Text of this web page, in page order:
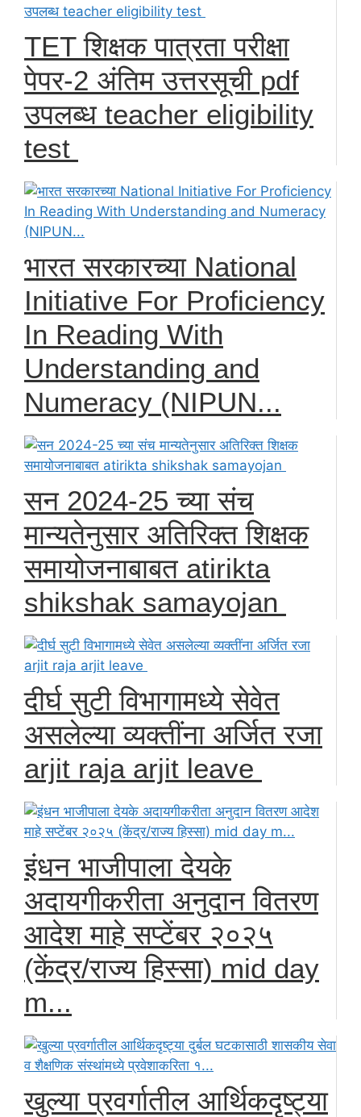
TET शिक्षक पात्रता परीक्षा
पेपर-2 अंतिम उत्तरसूची pdf
उपलब्ध teacher eligibility
test
भारत सरकारच्या National
Initiative For Proficiency
In Reading With
Understanding and
Numeracy (NIPUN...
सन 2024-25 च्या संच
मान्यतेनुसार अतिरिक्त शिक्षक
समायोजनाबाबत atirikta
shikshak samayojan
दीर्घ सुटी विभागामध्ये सेवेत
असलेल्या व्यक्तींना अर्जित रजा
arjit raja arjit leave
इंधन भाजीपाला देयके
अदायगीकरीता अनुदान वितरण
आदेश माहे सप्टेंबर २०२५
(केंद्र/राज्य हिस्सा) mid day
m...
खुल्या प्रवर्गातील आर्थिकदृष्ट्या